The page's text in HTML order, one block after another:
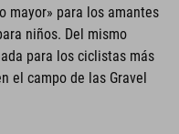
mayor» para los amantes
niños. Del mismo
para los ciclistas más
el campo de las Gravel